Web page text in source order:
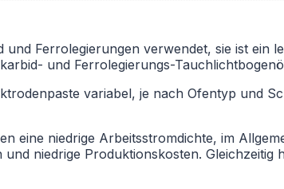
Ferrolegierungen verwendet, sie ist ein
und Ferrolegierungs-
variabel, je nach Ofentyp und
eine niedrige Arbeitsstromdichte, im
niedrige Produktionskosten. Gleichzeitig